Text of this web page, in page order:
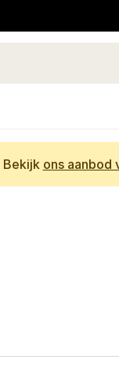
Bekijk ons aanbod